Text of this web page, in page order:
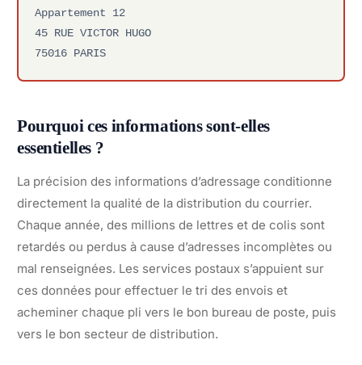
Appartement 12
45 RUE VICTOR HUGO
75016 PARIS
Pourquoi ces informations sont-elles
essentielles ?
La précision des informations d’adressage conditionne
directement la qualité de la distribution du courrier.
Chaque année, des millions de lettres et de colis sont
retardés ou perdus à cause d’adresses incomplètes ou
mal renseignées. Les services postaux s’appuient sur
ces données pour effectuer le tri des envois et
acheminer chaque pli vers le bon bureau de poste, puis
vers le bon secteur de distribution.